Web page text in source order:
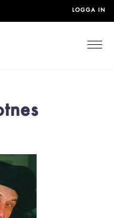
LOGGA IN